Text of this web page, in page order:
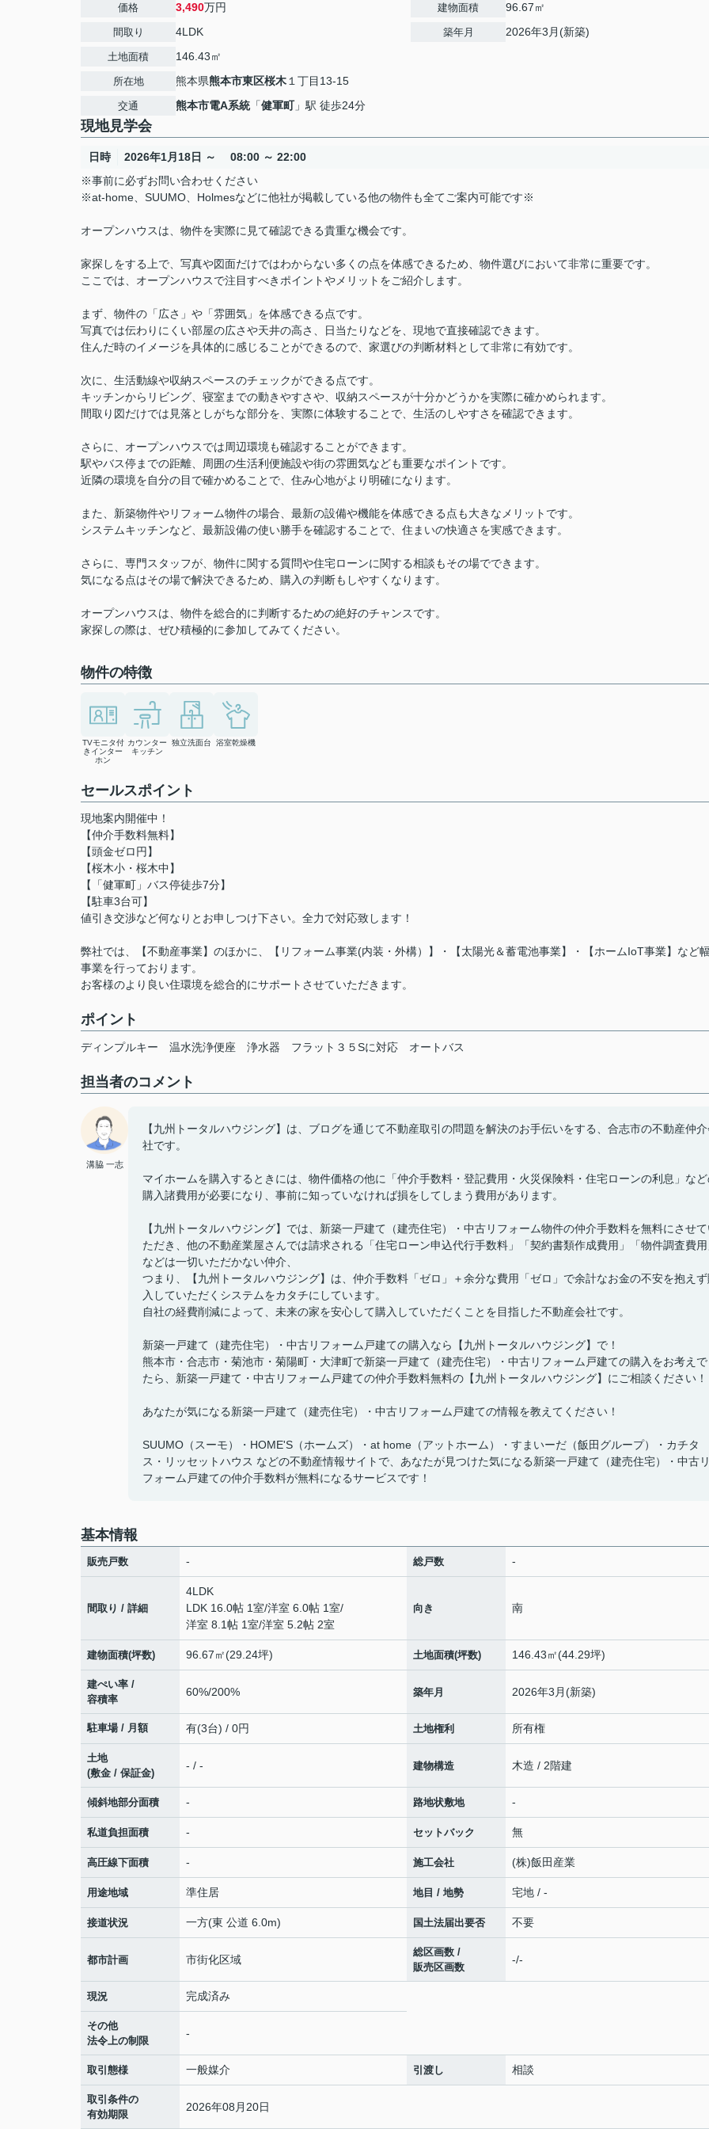
価格 3,490万円
間取り 4LDK
土地面積 146.43㎡
所在地 熊本県熊本市東区桜木 １丁目13-15
交通 熊本市電A系統「健軍町」駅 徒歩24分
建物面積 96.67㎡
築年月 2026年3月(新築)
現地見学会
日時
2026年1月18日 ～ 08:00 ～ 22:00
※事前に必ずお問い合わせください
※at-home、SUUMO、Holmesなどに他社が掲載している他の物件も全てご案内可能です※
オープンハウスは、物件を実際に見て確認できる貴重な機会です。
家探しをする上で、写真や図面だけではわからない多くの点を体感できるため、物件選びにおいて非常に重要です。
ここでは、オープンハウスで注目すべきポイントやメリットをご紹介します。
まず、物件の「広さ」や「雰囲気」を体感できる点です。
写真では伝わりにくい部屋の広さや天井の高さ、日当たりなどを、現地で直接確認できます。
住んだ時のイメージを具体的に感じることができるので、家選びの判断材料として非常に有効です。
次に、生活動線や収納スペースのチェックができる点です。
キッチンからリビング、寝室までの動きやすさや、収納スペースが十分かどうかを実際に確かめられます。
間取り図だけでは見落としがちな部分を、実際に体験することで、生活のしやすさを確認できます。
さらに、オープンハウスでは周辺環境も確認することができます。
駅やバス停までの距離、周囲の生活利便施設や街の雰囲気なども重要なポイントです。
近隣の環境を自分の目で確かめることで、住み心地がより明確になります。
また、新築物件やリフォーム物件の場合、最新の設備や機能を体感できる点も大きなメリットです。
システムキッチンなど、最新設備の使い勝手を確認することで、住まいの快適さを実感できます。
さらに、専門スタッフが、物件に関する質問や住宅ローンに関する相談もその場でできます。
気になる点はその場で解決できるため、購入の判断もしやすくなります。
オープンハウスは、物件を総合的に判断するための絶好のチャンスです。
家探しの際は、ぜひ積極的に参加してみてください。
物件の特徴
TVモニタ付
きインター
ホン
カウンター
キッチン
独立洗面台 浴室乾燥機
セールスポイント
現地案内開催中！
【仲介手数料無料】
【頭金ゼロ円】
【桜木小・桜木中】
【「健軍町」バス停徒歩7分】
【駐車3台可】
値引き交渉など何なりとお申しつけ下さい。全力で対応致します！
弊社では、【不動産事業】のほかに、【リフォーム事業(内装・外構）】・【太陽光＆蓄電池事業】・【ホームIoT事業】など
事業を行っております。
お客様のより良い住環境を総合的にサポートさせていただきます。
ポイント
ディンプルキー 温水洗浄便座 浄水器 フラット３５Sに対応 オートバス
担当者のコメント
溝脇 一志
【九州トータルハウジング】は、ブログを通じて不動産取引の問題を解決のお手伝いをする、合志市の不動産仲
社です。
マイホームを購入するときには、物件価格の他に「仲介手数料・登記費用・火災保険料・住宅ローンの利息」な
購入諸費用が必要になり、事前に知っていなければ損をしてしまう費用があります。
【九州トータルハウジング】では、新築一戸建て（建売住宅）・中古リフォーム物件の仲介手数料を無料にさせ
ただき、他の不動産業屋さんでは請求される「住宅ローン申込代行手数料」「契約書類作成費用」「物件調査費
などは一切いただかない仲介、
つまり、【九州トータルハウジング】は、仲介手数料「ゼロ」＋余分な費用「ゼロ」で余計なお金の不安を抱え
入していただくシステムをカタチにしています。
自社の経費削減によって、未来の家を安心して購入していただくことを目指した不動産会社です。
新築一戸建て（建売住宅）・中古リフォーム戸建ての購入なら【九州トータルハウジング】で！
熊本市・合志市・菊池市・菊陽町・大津町で新築一戸建て（建売住宅）・中古リフォーム戸建ての購入をお考え
たら、新築一戸建て・中古リフォーム戸建ての仲介手数料無料の【九州トータルハウジング】にご相談ください！
あなたが気になる新築一戸建て（建売住宅）・中古リフォーム戸建ての情報を教えてください！
SUUMO（スーモ）・HOME'S（ホームズ）・at home（アットホーム）・すまいーだ（飯田グループ）・カチタ
ス・リッセットハウス などの不動産情報サイトで、あなたが見つけた気になる新築一戸建て（建売住宅）・中古
フォーム戸建ての仲介手数料が無料になるサービスです！
基本情報
販売戸数 - 総戸数 -
間取り / 詳細
4LDK
LDK 16.0帖 1室/洋室 6.0帖 1室/
洋室 8.1帖 1室/洋室 5.2帖 2室
向き 南
建物面積(坪数) 96.67㎡(29.24坪) 土地面積(坪数) 146.43㎡(44.29坪)
建ぺい率 /
容積率
60%/200% 築年月 2026年3月(新築)
駐車場 / 月額 有(3台) / 0円 土地権利 所有権
土地
(敷金 / 保証金)
- / - 建物構造 木造 / 2階建
傾斜地部分面積 - 路地状敷地 -
私道負担面積 - セットバック 無
高圧線下面積 - 施工会社 (株)飯田産業
用途地域 準住居 地目 / 地勢 宅地 / -
接道状況 一方(東 公道 6.0m) 国土法届出要否 不要
都市計画 市街化区域
総区画数 /
販売区画数
-/-
現況 完成済み
その他
法令上の制限
-
取引態様 一般媒介 引渡し 相談
取引条件の
有効期限
2026年08月20日